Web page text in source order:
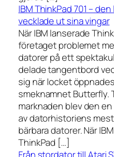
IBM ThinkPad 701 –
vecklade ut sina vingar
När IBM lanserade
företaget problemet
datorer på ett
delade tangentbord
sig när locket
smeknamnet Butterfly.
marknaden blev den
av datorhistoriens
bärbara datorer. När
ThinkPad […]